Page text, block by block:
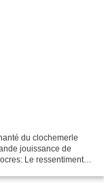
du clochemerle
jouissance de
Le ressentiment,